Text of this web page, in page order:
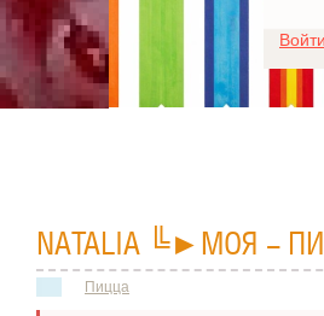
Войти
NАTALIA ╚►МОЯ -
Пицца
Для